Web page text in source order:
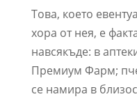
Това, което
хора от нея, е
навсякъде: в
Премиум Фарм;
се намира в